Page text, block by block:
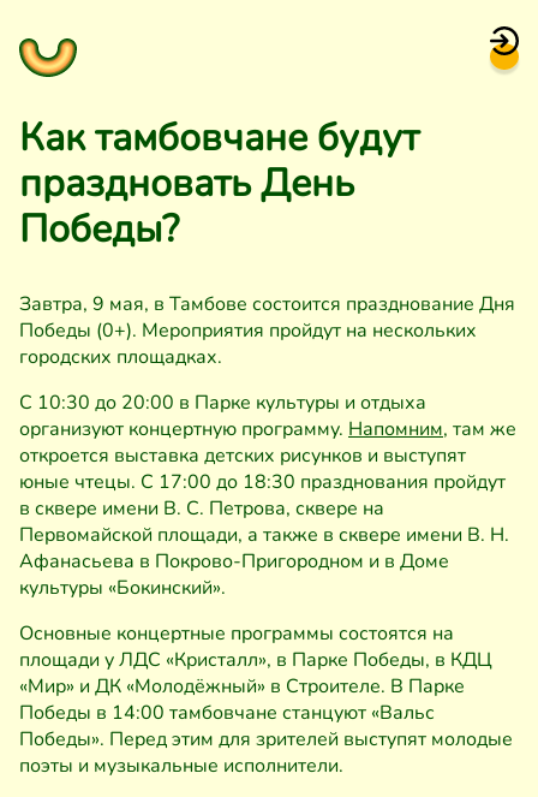
Как тамбовчане будут
праздновать День
Победы?
Завтра, 9 мая, в Тамбове состоится празднование Дня
Победы (0+). Мероприятия пройдут на нескольких
городских площадках.
С 10:30 до 20:00 в Парке культуры и отдыха
организуют концертную программу. Напомним, там же
откроется выставка детских рисунков и выступят
юные чтецы. С 17:00 до 18:30 празднования пройдут
в сквере имени В. С. Петрова, сквере на
Первомайской площади, а также в сквере имени В. Н.
Афанасьева в Покрово-Пригородном и в Доме
культуры «Бокинский».
Основные концертные программы состоятся на
площади у ЛДС «Кристалл», в Парке Победы, в КДЦ
«Мир» и ДК «Молодёжный» в Строителе. В Парке
Победы в 14:00 тамбовчане станцуют «Вальс
Победы». Перед этим для зрителей выступят молодые
поэты и музыкальные исполнители.